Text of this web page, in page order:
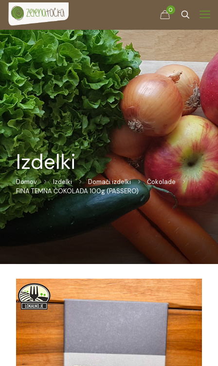
0
Izdelki
Domov Izdelki Domači izdelki
Čokolade
FINA TEMNA ČOKOLADA 100g (PASSERO)